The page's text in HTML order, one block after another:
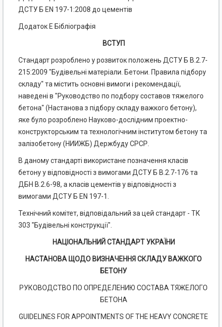
ДСТУ Б EN 197-1:2008 до цементів
Додаток Е Бібліографія
ВСТУП
Стандарт розроблено у розвиток положень ДСТУ Б В.2.7-
215:2009 "Будівельні матеріали. Бетони. Правила підбору
складу" та містить основні вимоги і рекомендації,
наведені в "Руководство по подбору составов тяжелого
бетона" (Настанова з підбору складу важкого бетону),
яке було розроблено Науково-дослідним проектно-
конструкторським та технологічним інститутом бетону та
залізобетону (НИИЖБ) Держбуду СРСР.
В даному стандарті використане позначення класів
бетону у відповідності з вимогами ДСТУ Б В.2.7-176 та
ДБН В.2.6-98, а класів цементів у відповідності з
вимогами ДСТУ Б EN 197-1.
Технічний комітет, відповідальний за цей стандарт - ТК
303 "Будівельні конструкції".
НАЦІОНАЛЬНИЙ СТАНДАРТ УКРАЇНИ
НАСТАНОВА ЩОДО ВИЗНАЧЕННЯ СКЛАДУ ВАЖКОГО
БЕТОНУ
РУКОВОДСТВО ПО ОПРЕДЕЛЕНИЮ СОСТАВА ТЯЖЕЛОГО
БЕТОНА
GUIDELINES FOR APPOINTMENTS OF THE HEAVY CONCRETE